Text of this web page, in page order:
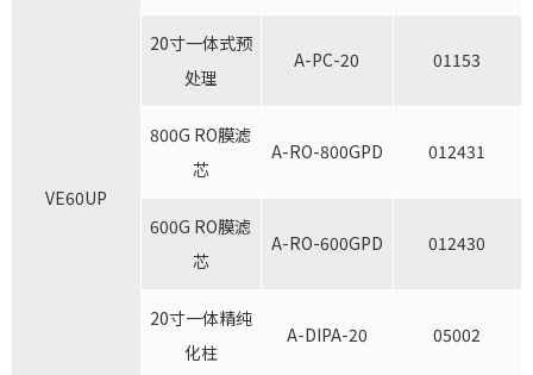
VE60UP
20寸一体式预
处理
A-PC-20 01153
800G RO膜滤
芯
A-RO-800GPD 012431
600G RO膜滤
芯
A-RO-600GPD 012430
20寸一体精纯
化柱
A-DIPA-20 05002